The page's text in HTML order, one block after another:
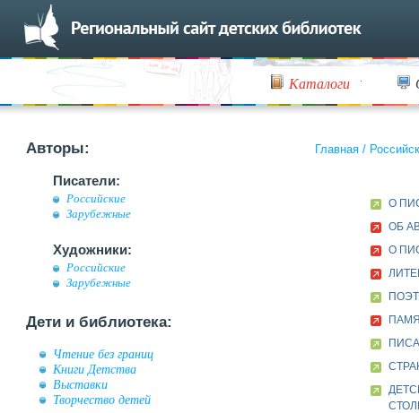
Каталоги
Авторы:
Писатели:
Российские
Зарубежные
Художники:
Российские
Зарубежные
Дети и библиотека:
Чтение без границ
Книги Детства
Выставки
Творчество детей
Главная /
О
ОБ
О